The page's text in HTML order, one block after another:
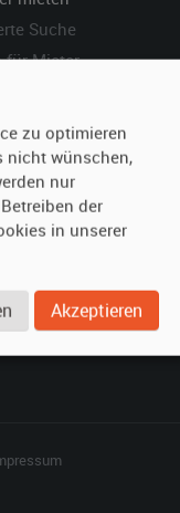
Suche
für Mieter
Fragen (FAQ)
zu optimieren
nicht wünschen,
nur
der
in unserer
Akzeptieren